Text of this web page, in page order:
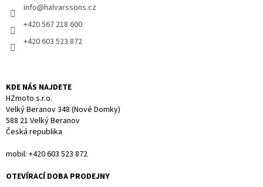
info@halvarssons.cz
+420 567 218 600
+420 603 523 872
KDE NÁS NAJDETE
HZmoto s.r.o.
Velký Beranov 348 (Nové Domky)
588 21 Velký Beranov
Česká republika
mobil: +420 603 523 872
OTEVÍRACÍ DOBA PRODEJNY